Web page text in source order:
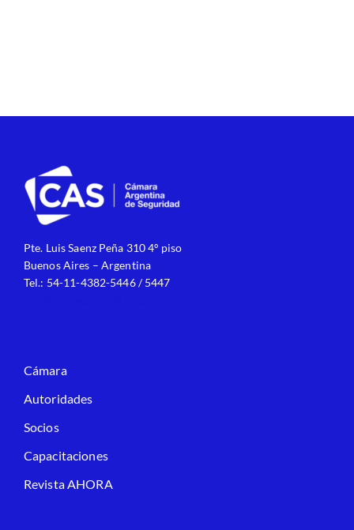
Pte. Luis Saenz Peña 310 4º piso
Buenos Aires – Argentina
Tel.: 54-11-4382-5446 / 5447
Cámara
Autoridades
Socios
Capacitaciones
Revista AHORA